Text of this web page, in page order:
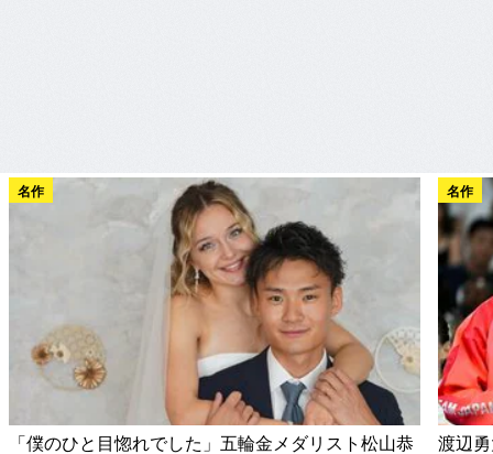
名作
「僕のひと目惚れでした」五輪金メダリスト松山恭
名作
渡辺